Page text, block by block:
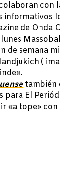
con
informativos
de Onda
de semana
(
también
para El
«a tope»